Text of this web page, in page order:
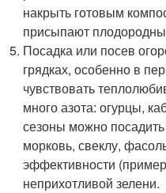
накрыть готовым
присыпают
Посадка или посев
грядках, особенно в
чувствовать
много азота: огурцы,
сезоны можно посадить
морковь, свеклу,
эффективности
неприхотливой зелени.